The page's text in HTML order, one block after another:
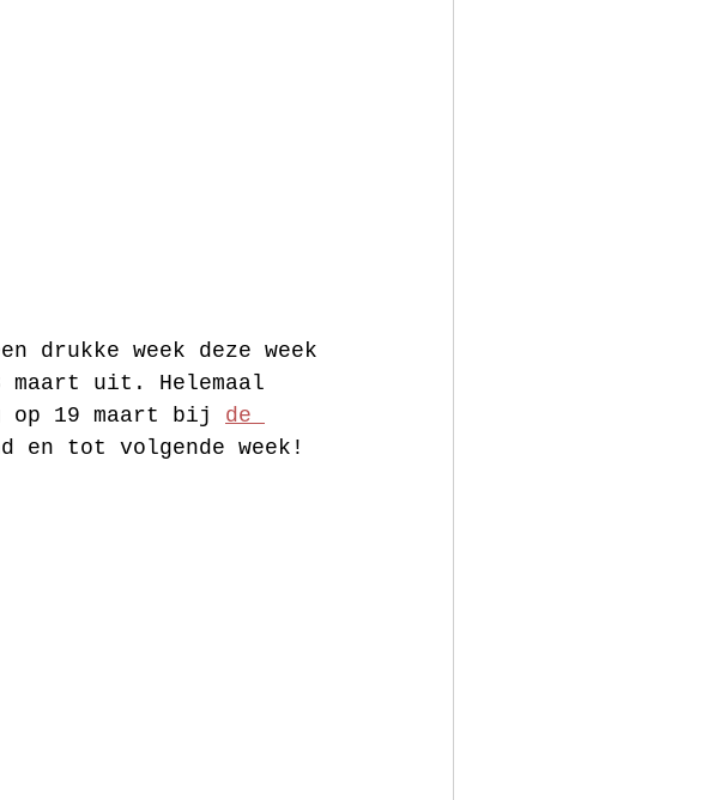
drukke week deze week
maart uit. Helemaal
op 19 maart bij de
en tot volgende week!